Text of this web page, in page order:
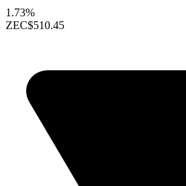
1.73%
ZEC$510.45